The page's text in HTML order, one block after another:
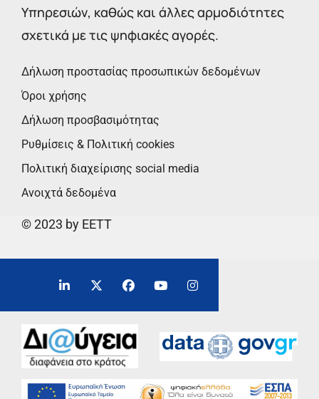
Υπηρεσιών, καθώς και άλλες αρμοδιότητες
σχετικά με τις ψηφιακές αγορές.
Δήλωση προστασίας προσωπικών δεδομένων
Όροι χρήσης
Δήλωση προσβασιμότητας
Ρυθμίσεις & Πολιτική cookies
Πολιτική διαχείρισης social media
Ανοιχτά δεδομένα
© 2023 by EETT